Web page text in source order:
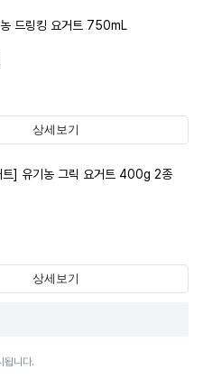
드링킹 요거트 750mL
상세보기
트] 유기농 그릭 요거트 400g 2종
상세보기
됩니다.